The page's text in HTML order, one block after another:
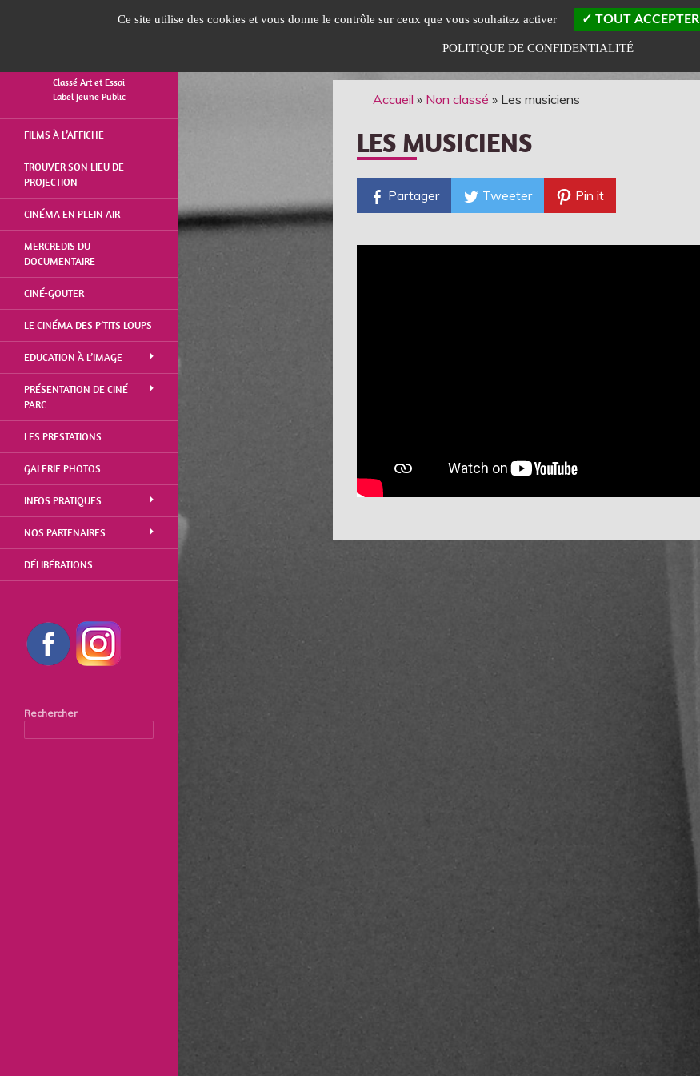
Classé Art et Essai
Label Jeune Public
ALLER
AU
CONTENU
FILMS À L’AFFICHE
TROUVER SON LIEU DE
PROJECTION
CINÉMA EN PLEIN AIR
MERCREDIS DU
DOCUMENTAIRE
CINÉ-GOUTER
LE CINÉMA DES P’TITS LOUPS
EDUCATION À L’IMAGE
PRÉSENTATION DE CINÉ
PARC
LES PRESTATIONS
GALERIE PHOTOS
INFOS PRATIQUES
NOS PARTENAIRES
DÉLIBÉRATIONS
Rechercher
Accueil » Non classé » Les musiciens
LES MUSICIENS
Partager Tweeter Pin it
Ce site utilise des cookies et vous donne le contrôle sur ceux que vous souhaitez activer TOUT ACCEPTER
POLITIQUE DE CONFIDENTIALITÉ